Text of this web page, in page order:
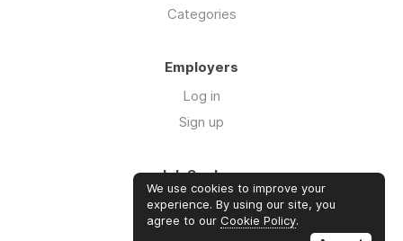
Categories
Employers
Log in
Sign up
Job Seekers
Log in
Sign up
We use cookies to improve your
experience. By using our site, you
agree to our Cookie Policy.